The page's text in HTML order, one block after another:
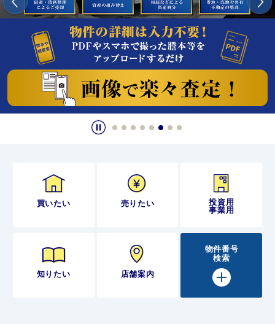
買いたい 売りたい
投資用
事業用
知りたい 店舗案内
物件番号
検索